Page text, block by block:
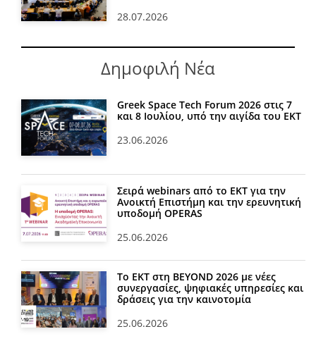
28.07.2026
Δημοφιλή Νέα
Greek Space Tech Forum 2026 στις 7
και 8 Ιουλίου, υπό την αιγίδα του ΕΚΤ
23.06.2026
Σειρά webinars από το ΕΚΤ για την
Ανοικτή Επιστήμη και την ερευνητική
υποδομή OPERAS
25.06.2026
Το ΕΚΤ στη BEYOND 2026 με νέες
συνεργασίες, ψηφιακές υπηρεσίες και
δράσεις για την καινοτομία
25.06.2026